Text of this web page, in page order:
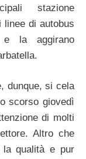
stazione
linee di autobus
e la aggirano
dunque, si cela
scorso giovedì
di molti
Altro che
qualità e pur